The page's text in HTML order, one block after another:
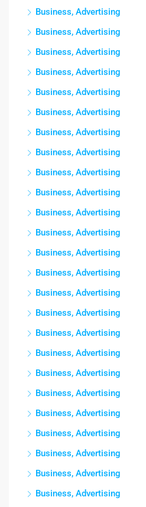
Business, Advertising
Business, Advertising
Business, Advertising
Business, Advertising
Business, Advertising
Business, Advertising
Business, Advertising
Business, Advertising
Business, Advertising
Business, Advertising
Business, Advertising
Business, Advertising
Business, Advertising
Business, Advertising
Business, Advertising
Business, Advertising
Business, Advertising
Business, Advertising
Business, Advertising
Business, Advertising
Business, Advertising
Business, Advertising
Business, Advertising
Business, Advertising
Business, Advertising